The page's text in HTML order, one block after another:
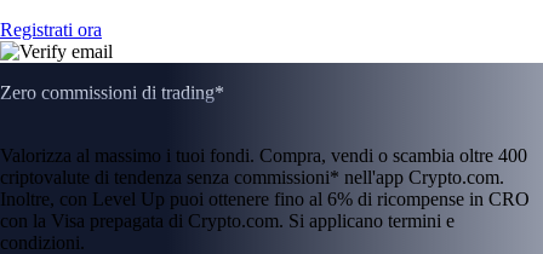
Registrati ora
Zero commissioni di trading*
Valorizza al massimo i tuoi fondi. Compra, vendi o scambia oltre 400
criptovalute di tendenza senza commissioni* nell'app Crypto.com.
Inoltre, con Level Up puoi ottenere fino al 6% di ricompense in CRO
con la Visa prepagata di Crypto.com. Si applicano termini e
condizioni.